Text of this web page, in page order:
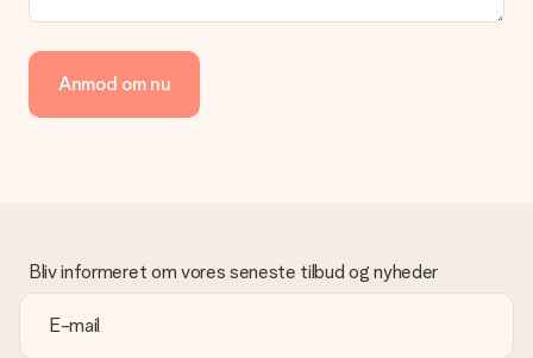
Anmod om nu
Bliv informeret om vores seneste tilbud og nyheder